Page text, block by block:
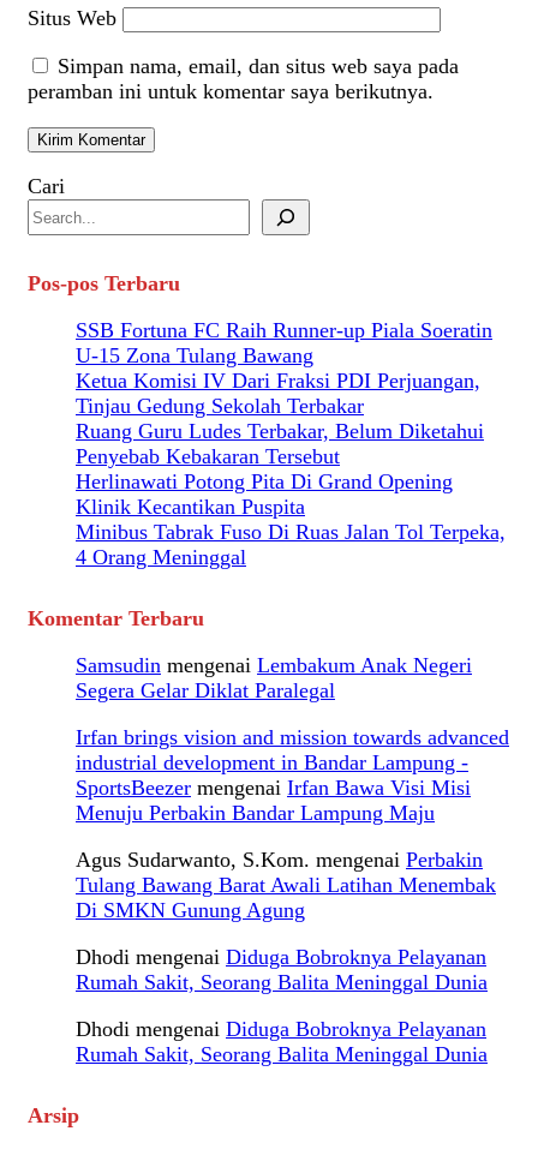
Situs Web
Simpan nama, email, dan situs web saya pada
peramban ini untuk komentar saya berikutnya.
Cari
Pos-pos Terbaru
SSB Fortuna FC Raih Runner-up Piala Soeratin
U-15 Zona Tulang Bawang
Ketua Komisi IV Dari Fraksi PDI Perjuangan,
Tinjau Gedung Sekolah Terbakar
Ruang Guru Ludes Terbakar, Belum Diketahui
Penyebab Kebakaran Tersebut
Herlinawati Potong Pita Di Grand Opening
Klinik Kecantikan Puspita
Minibus Tabrak Fuso Di Ruas Jalan Tol Terpeka,
4 Orang Meninggal
Komentar Terbaru
Samsudin mengenai Lembakum Anak Negeri
Segera Gelar Diklat Paralegal
Irfan brings vision and mission towards advanced
industrial development in Bandar Lampung -
SportsBeezer mengenai Irfan Bawa Visi Misi
Menuju Perbakin Bandar Lampung Maju
Agus Sudarwanto, S.Kom. mengenai Perbakin
Tulang Bawang Barat Awali Latihan Menembak
Di SMKN Gunung Agung
Dhodi mengenai Diduga Bobroknya Pelayanan
Rumah Sakit, Seorang Balita Meninggal Dunia
Dhodi mengenai Diduga Bobroknya Pelayanan
Rumah Sakit, Seorang Balita Meninggal Dunia
Arsip